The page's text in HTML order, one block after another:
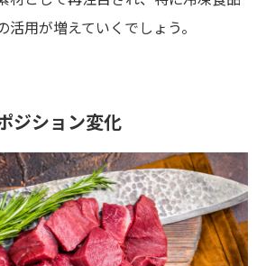
活用が増えていくでしょう。
ジション変化